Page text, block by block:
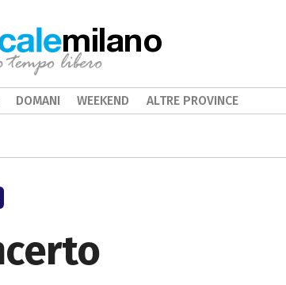
milano
DOMANI WEEKEND ALTRE PROVINCE